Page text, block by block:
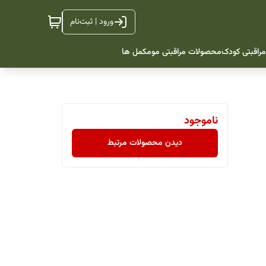
ورود | ثبت‌نام
کودکمحصولات مراقبتی مومکمل ها
ناموجود
دیدن محصولات مرتبط